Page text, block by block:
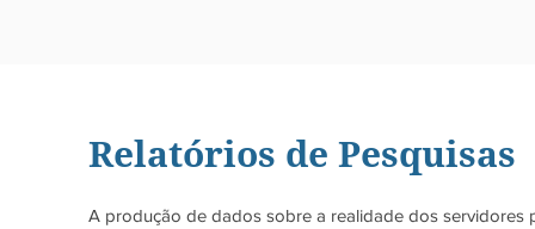
Relatórios de Pesquisas
A produção de dados sobre a realidade dos servidores